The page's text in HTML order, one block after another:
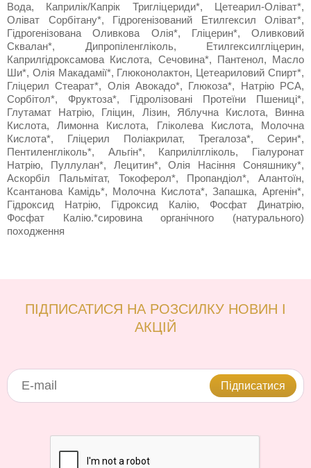
Вода, Каприлік/Капрік Тригліцериди*, Цетеарил-Оліват*,
Оліват Сорбітану*, Гідрогенізований Етилгексил Оліват*,
Гідрогенізована Оливкова Олія*, Гліцерин*, Оливковий
Сквалан*, Дипропіленгліколь, Етилгексилгліцерин,
Каприлгідроксамова Кислота, Сечовина*, Пантенол, Масло
Ши*, Олія Макадамії*, Глюконолактон, Цетеариловий Спирт*,
Гліцерил Стеарат*, Олія Авокадо*, Глюкоза*, Натрію PCA,
Сорбітол*, Фруктоза*, Гідролізовані Протеїни Пшениці*,
Глутамат Натрію, Гліцин, Лізин, Яблучна Кислота, Винна
Кислота, Лимонна Кислота, Гліколева Кислота, Молочна
Кислота*, Гліцерил Поліакрилат, Трегалоза*, Серин*,
Пентиленгліколь*, Альгін*, Каприлілгліколь, Гіалуронат
Натрію, Пуллулан*, Лецитин*, Олія Насіння Соняшнику*,
Аскорбіл Пальмітат, Токоферол*, Пропандіол*, Алантоїн,
Ксантанова Камідь*, Молочна Кислота*, Запашка, Аргенін*,
Гідроксид Натрію, Гідроксид Калію, Фосфат Динатрію,
Фосфат Калію.*сировина органічного (натурального)
походження
ПІДПИСАТИСЯ НА РОЗСИЛКУ НОВИН І
АКЦІЙ
Підписатися